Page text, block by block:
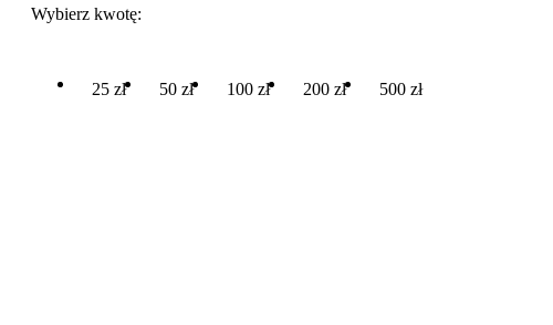
Wybierz kwotę:
25 zł 50 zł 100 zł 200 zł 500 zł